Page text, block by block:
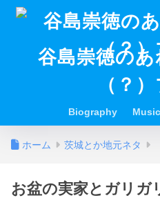
谷島崇徳の
（？
Biography Music
ホーム 茨城とか地元ネタ
お盆の実家とガリガ